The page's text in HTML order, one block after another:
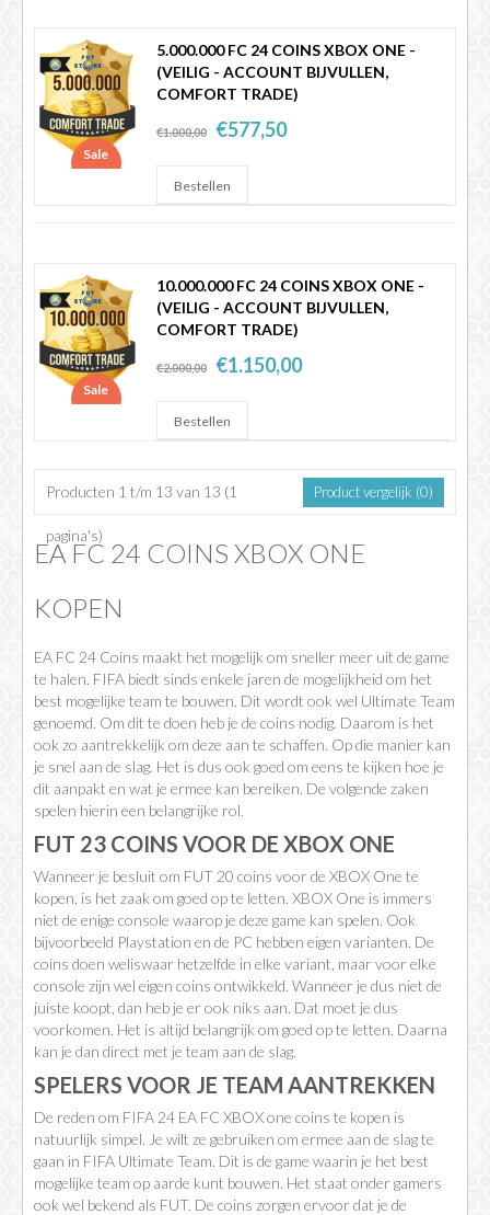
Sale
5.000.000 FC 24 COINS XBOX ONE -
(VEILIG - ACCOUNT BIJVULLEN,
COMFORT TRADE)
€1.000,00 €577,50
Sale
10.000.000 FC 24 COINS XBOX ONE -
(VEILIG - ACCOUNT BIJVULLEN,
COMFORT TRADE)
€2.000,00 €1.150,00
Producten 1 t/m 13 van 13 (1
pagina's)
Product vergelijk (0)
EA FC 24 COINS XBOX ONE
KOPEN
EA FC 24 Coins maakt het mogelijk om sneller meer uit de game
te halen. FIFA biedt sinds enkele jaren de mogelijkheid om het
best mogelijke team te bouwen. Dit wordt ook wel Ultimate Team
genoemd. Om dit te doen heb je de coins nodig. Daarom is het
ook zo aantrekkelijk om deze aan te schaffen. Op die manier kan
je snel aan de slag. Het is dus ook goed om eens te kijken hoe je
dit aanpakt en wat je ermee kan bereiken. De volgende zaken
spelen hierin een belangrijke rol.
FUT 23 COINS VOOR DE XBOX ONE
Wanneer je besluit om FUT 20 coins voor de XBOX One te
kopen, is het zaak om goed op te letten. XBOX One is immers
niet de enige console waarop je deze game kan spelen. Ook
bijvoorbeeld Playstation en de PC hebben eigen varianten. De
coins doen weliswaar hetzelfde in elke variant, maar voor elke
console zijn wel eigen coins ontwikkeld. Wanneer je dus niet de
juiste koopt, dan heb je er ook niks aan. Dat moet je dus
voorkomen. Het is altijd belangrijk om goed op te letten. Daarna
kan je dan direct met je team aan de slag.
SPELERS VOOR JE TEAM AANTREKKEN
De reden om FIFA 24 EA FC XBOX one coins te kopen is
natuurlijk simpel. Je wilt ze gebruiken om ermee aan de slag te
gaan in FIFA Ultimate Team. Dit is de game waarin je het best
mogelijke team op aarde kunt bouwen. Het staat onder gamers
ook wel bekend als FUT. De coins zorgen ervoor dat je de